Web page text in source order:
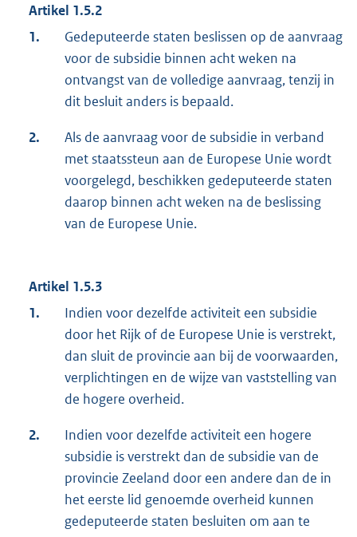
Artikel 1.5.2
1.
Gedeputeerde staten beslissen op de aanvraag
voor de subsidie binnen acht weken na
ontvangst van de volledige aanvraag, tenzij in
dit besluit anders is bepaald.
2.
Als de aanvraag voor de subsidie in verband
met staatssteun aan de Europese Unie wordt
voorgelegd, beschikken gedeputeerde staten
daarop binnen acht weken na de beslissing
van de Europese Unie.
Artikel 1.5.3
1.
Indien voor dezelfde activiteit een subsidie
door het Rijk of de Europese Unie is verstrekt,
dan sluit de provincie aan bij de voorwaarden,
verplichtingen en de wijze van vaststelling van
de hogere overheid.
2.
Indien voor dezelfde activiteit een hogere
subsidie is verstrekt dan de subsidie van de
provincie Zeeland door een andere dan de in
het eerste lid genoemde overheid kunnen
gedeputeerde staten besluiten om aan te